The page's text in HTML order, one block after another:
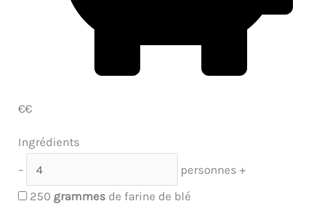
€€
Ingrédients
–
personnes +
250 grammes de farine de blé